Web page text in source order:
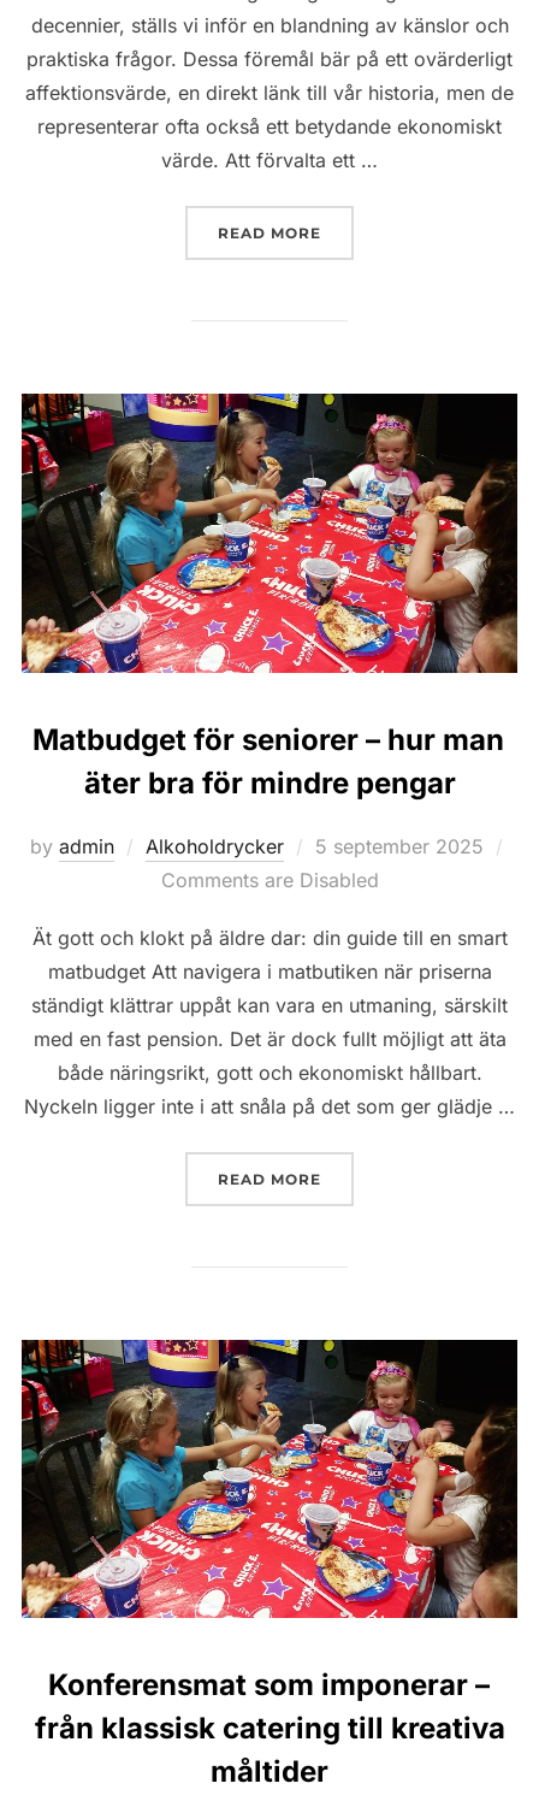
decennier, ställs vi inför en blandning av känslor och
praktiska frågor. Dessa föremål bär på ett ovärderligt
affektionsvärde, en direkt länk till vår historia, men de
representerar ofta också ett betydande ekonomiskt
värde. Att förvalta ett …
READ MORE
Matbudget för seniorer – hur man
äter bra för mindre pengar
by admin Alkoholdrycker
Posted
on
5 september 2025
Comments are Disabled
Ät gott och klokt på äldre dar: din guide till en smart
matbudget Att navigera i matbutiken när priserna
ständigt klättrar uppåt kan vara en utmaning, särskilt
med en fast pension. Det är dock fullt möjligt att äta
både näringsrikt, gott och ekonomiskt hållbart.
Nyckeln ligger inte i att snåla på det som ger glädje …
READ MORE
Konferensmat som imponerar –
från klassisk catering till kreativa
måltider